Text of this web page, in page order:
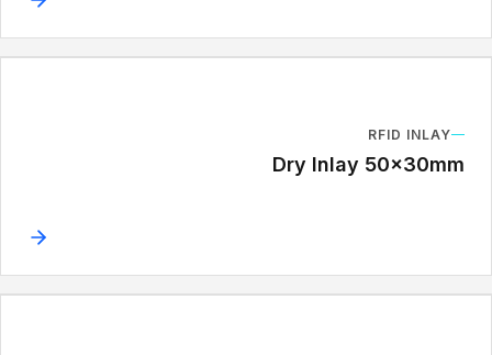
RFID INLAY
Dry Inlay 50x30mm